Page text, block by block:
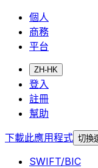
個人
商務
平台
ZH-HK
登入
註冊
幫助
下載此應用程式 切換
SWIFT/BIC